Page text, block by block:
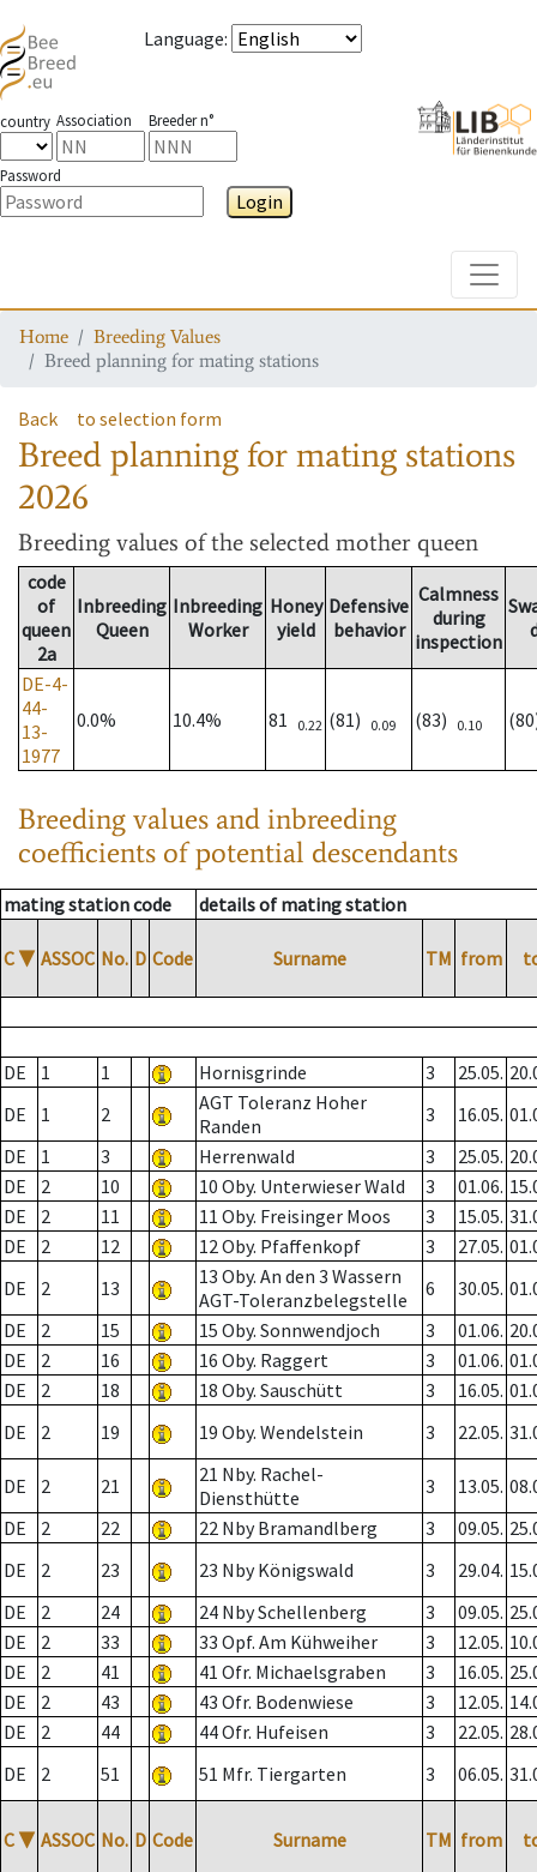
Language:
country Association Breeder n°
Password
Login
Home
Breeding Values
Breed planning for mating stations
Back to selection form
Breed planning for mating stations
2026
Breeding values of the selected mother queen
code
of
queen
2a
Inbreeding
Queen
Inbreeding
Worker
Honey
yield
Defensive
behavior
Calmness
during
inspection
DE-4-
44-
13-
1977
0.0% 10.4% 81 0.22 (81) 0.09 (83) 0.10
Breeding values and inbreeding
coefficients of potential descendants
mating station code details of mating station
C ▼ ASSOC No. D Code Surname TM from
DE 1 1 Hornisgrinde 3 25.05.
DE
1 2
AGT Toleranz Hoher
Randen
3 16.05.
DE
1 3 Herrenwald 3 25.05.
DE
2 10 10 Oby. Unterwieser Wald 3 01.06.
DE
2 11 11 Oby. Freisinger Moos 3 15.05.
DE
2 12 12 Oby. Pfaffenkopf 3 27.05.
DE
2 13
13 Oby. An den 3 Wassern
AGT-Toleranzbelegstelle
6 30.05.
DE
2 15 15 Oby. Sonnwendjoch 3 01.06.
DE
2 16 16 Oby. Raggert 3 01.06.
DE
2 18 18 Oby. Sauschütt 3 16.05.
DE
2 19 19 Oby. Wendelstein 3 22.05.
DE 2 21
21 Nby. Rachel-
Diensthütte
3 13.05.
DE
2 22 22 Nby Bramandlberg 3 09.05.
DE
2 23 23 Nby Königswald 3 29.04.
DE
2 24 24 Nby Schellenberg 3 09.05.
DE
2 33 33 Opf. Am Kühweiher 3 12.05.
DE
2 41 41 Ofr. Michaelsgraben 3 16.05.
DE
2 43 43 Ofr. Bodenwiese 3 12.05.
DE
2 44 44 Ofr. Hufeisen 3 22.05.
DE
2 51 51 Mfr. Tiergarten 3 06.05.
C ▼ ASSOC No. D Code Surname TM from